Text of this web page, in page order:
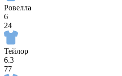
Ровелла
6
24
Тейлор
6.3
77